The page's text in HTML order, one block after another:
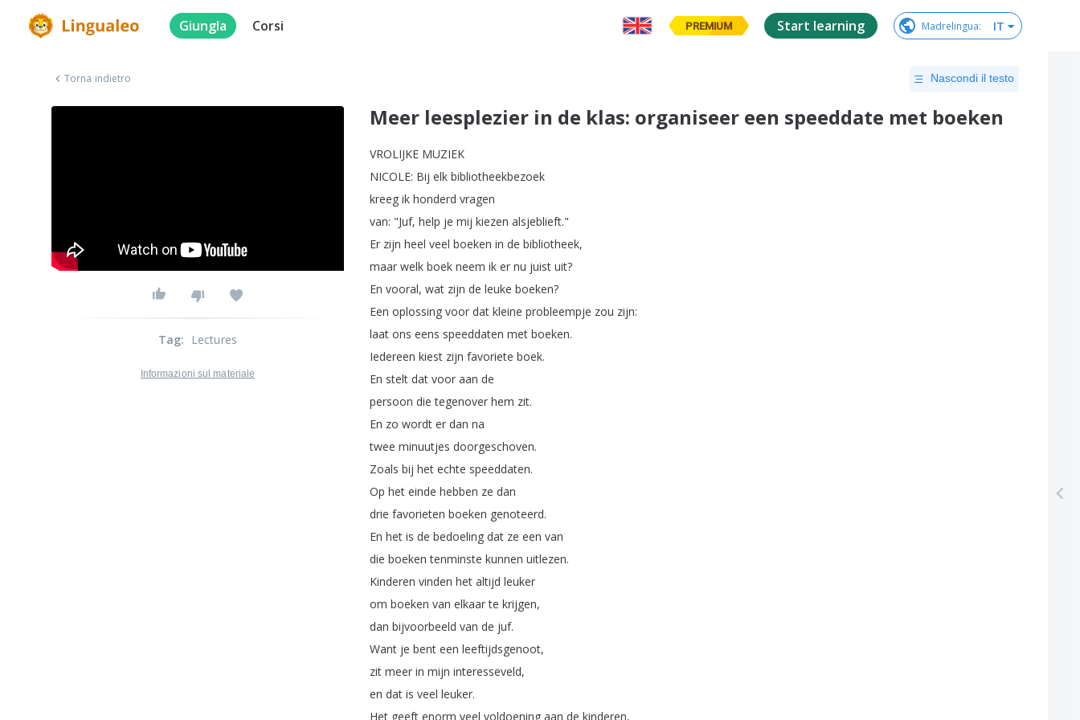
Giungla Corsi PREMIUM Start learning Madrelingua: IT
Torna indietro Nascondi il testo
Meer leesplezier in de klas: organiseer een speeddate met boeken
VROLIJKE MUZIEK
NICOLE: Bij elk bibliotheekbezoek
kreeg ik honderd vragen
van: "Juf, help je mij kiezen alsjeblieft."
Er zijn heel veel boeken in de bibliotheek,
maar welk boek neem ik er nu juist uit?
En vooral, wat zijn de leuke boeken?
Een oplossing voor dat kleine probleempje zou zijn:
laat ons eens speeddaten met boeken.
Iedereen kiest zijn favoriete boek.
En stelt dat voor aan de
persoon die tegenover hem zit.
En zo wordt er dan na
twee minuutjes doorgeschoven.
Zoals bij het echte speeddaten.
Op het einde hebben ze dan
drie favorieten boeken genoteerd.
En het is de bedoeling dat ze een van
die boeken tenminste kunnen uitlezen.
Kinderen vinden het altijd leuker
om boeken van elkaar te krijgen,
dan bijvoorbeeld van de juf.
Want je bent een leeftijdsgenoot,
zit meer in mijn interesseveld,
en dat is veel leuker.
Het geeft enorm veel voldoening aan de kinderen,
Tag: Lectures
Informazioni sul materiale